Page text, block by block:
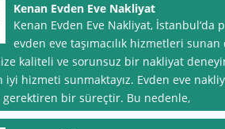
Kenan Evden Eve Nakliyat
Kenan Evden Eve Nakliyat, İstanbul‘da
evden eve taşımacılık hizmetleri
kaliteli ve sorunsuz bir nakliyat
hizmeti sunmaktayız. Evden eve
bir süreçtir. Bu nedenle,